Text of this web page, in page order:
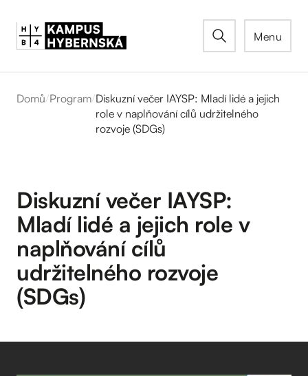
Menu
Domů/Program/Diskuzní večer IAYSP: Mladí lidé a jejich
role v naplňování cílů udržitelného
rozvoje (SDGs)
Diskuzní večer IAYSP:
Mladí lidé a jejich role v
naplňování cílů
udržitelného rozvoje
(SDGs)